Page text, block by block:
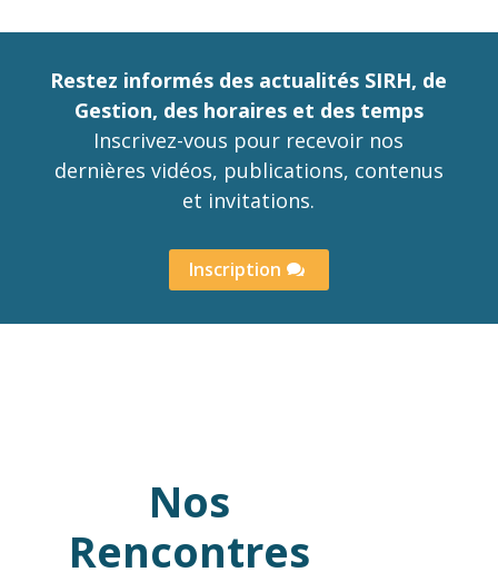
Restez informés des actualités SIRH, de
Gestion, des horaires et des temps
Inscrivez-vous pour recevoir nos
dernières vidéos, publications, contenus
et invitations.
Inscription
Nos
Rencontres